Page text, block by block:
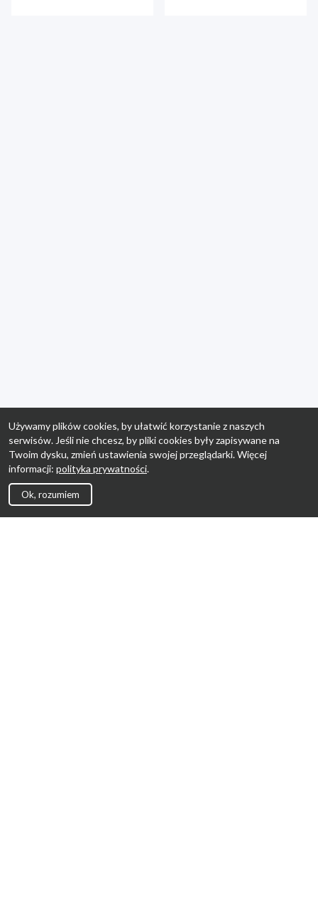
Używamy plików cookies, by ułatwić korzystanie z naszych
serwisów. Jeśli nie chcesz, by pliki cookies były zapisywane na
Twoim dysku, zmień ustawienia swojej przeglądarki. Więcej
informacji: polityka prywatności.
Ok, rozumiem